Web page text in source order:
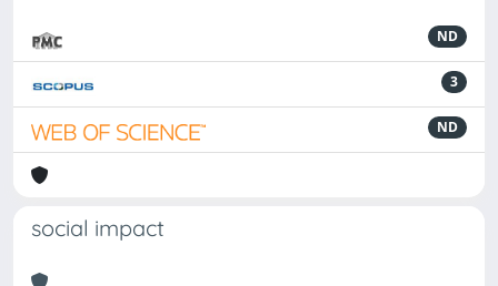
ND
3
ND
social impact